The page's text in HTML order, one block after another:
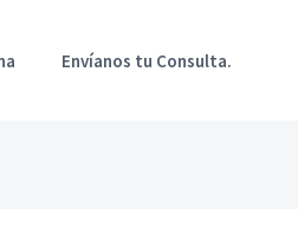
Envíanos tu Consulta.